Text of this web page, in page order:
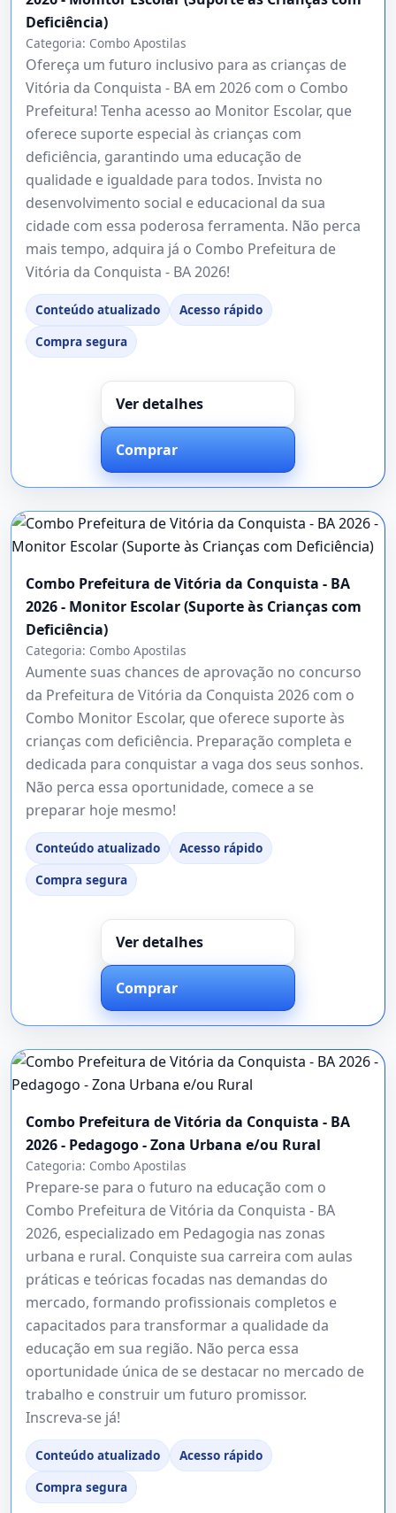
Deficiência)
Categoria: Combo Apostilas
Ofereça um futuro inclusivo para as crianças de
Vitória da Conquista - BA em 2026 com o Combo
Prefeitura! Tenha acesso ao Monitor Escolar, que
oferece suporte especial às crianças com
deficiência, garantindo uma educação de
qualidade e igualdade para todos. Invista no
desenvolvimento social e educacional da sua
cidade com essa poderosa ferramenta. Não perca
mais tempo, adquira já o Combo Prefeitura de
Vitória da Conquista - BA 2026!
Conteúdo atualizado
Acesso rápido
Compra segura
Ver detalhes
Comprar
Combo Prefeitura de Vitória da Conquista - BA
2026 - Monitor Escolar (Suporte às Crianças com
Deficiência)
Categoria: Combo Apostilas
Aumente suas chances de aprovação no concurso
da Prefeitura de Vitória da Conquista 2026 com o
Combo Monitor Escolar, que oferece suporte às
crianças com deficiência. Preparação completa e
dedicada para conquistar a vaga dos seus sonhos.
Não perca essa oportunidade, comece a se
preparar hoje mesmo!
Conteúdo atualizado
Acesso rápido
Compra segura
Ver detalhes
Comprar
Combo Prefeitura de Vitória da Conquista - BA
2026 - Pedagogo - Zona Urbana e/ou Rural
Categoria: Combo Apostilas
Prepare-se para o futuro na educação com o
Combo Prefeitura de Vitória da Conquista - BA
2026, especializado em Pedagogia nas zonas
urbana e rural. Conquiste sua carreira com aulas
práticas e teóricas focadas nas demandas do
mercado, formando profissionais completos e
capacitados para transformar a qualidade da
educação em sua região. Não perca essa
oportunidade única de se destacar no mercado de
trabalho e construir um futuro promissor.
Inscreva-se já!
Conteúdo atualizado
Acesso rápido
Compra segura